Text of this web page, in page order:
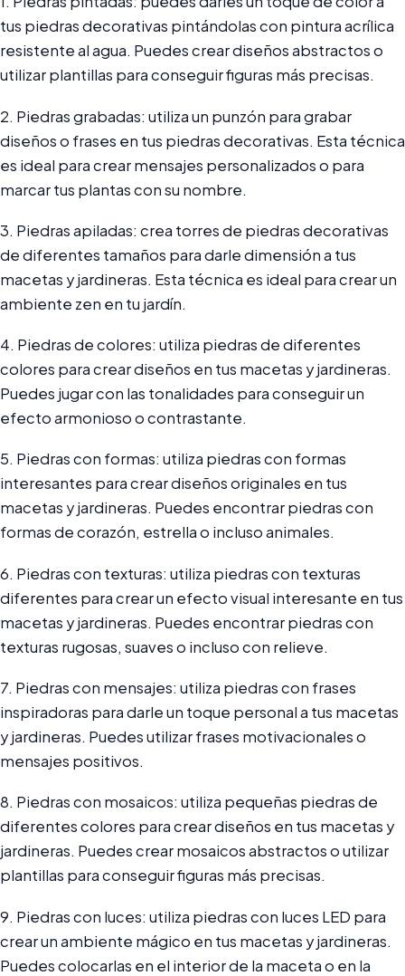
tus piedras decorativas pintándolas con pintura acrílica
resistente al agua. Puedes crear diseños abstractos o
utilizar plantillas para conseguir figuras más precisas.
2. Piedras grabadas: utiliza un punzón para grabar
diseños o frases en tus piedras decorativas. Esta técnica
es ideal para crear mensajes personalizados o para
marcar tus plantas con su nombre.
3. Piedras apiladas: crea torres de piedras decorativas
de diferentes tamaños para darle dimensión a tus
macetas y jardineras. Esta técnica es ideal para crear un
ambiente zen en tu jardín.
4. Piedras de colores: utiliza piedras de diferentes
colores para crear diseños en tus macetas y jardineras.
Puedes jugar con las tonalidades para conseguir un
efecto armonioso o contrastante.
5. Piedras con formas: utiliza piedras con formas
interesantes para crear diseños originales en tus
macetas y jardineras. Puedes encontrar piedras con
formas de corazón, estrella o incluso animales.
6. Piedras con texturas: utiliza piedras con texturas
diferentes para crear un efecto visual interesante en tus
macetas y jardineras. Puedes encontrar piedras con
texturas rugosas, suaves o incluso con relieve.
7. Piedras con mensajes: utiliza piedras con frases
inspiradoras para darle un toque personal a tus macetas
y jardineras. Puedes utilizar frases motivacionales o
mensajes positivos.
8. Piedras con mosaicos: utiliza pequeñas piedras de
diferentes colores para crear diseños en tus macetas y
jardineras. Puedes crear mosaicos abstractos o utilizar
plantillas para conseguir figuras más precisas.
9. Piedras con luces: utiliza piedras con luces LED para
crear un ambiente mágico en tus macetas y jardineras.
Puedes colocarlas en el interior de la maceta o en la